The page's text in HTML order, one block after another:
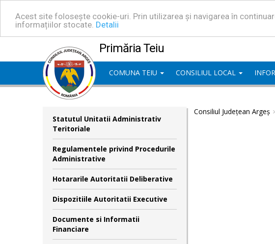
Acest site folosește cookie-uri. Prin utilizarea și navigarea în
informațiilor stocate. Detalii
Primăria Teiu
COMUNA TEIU CONSILIUL LOCAL
Statutul Unitatii Administrativ
Teritoriale
Regulamentele privind Procedurile
Administrative
Hotararile Autoritatii Deliberative
Dispozitiile Autoritatii Executive
Documente si Informatii
Financiare
Consiliul Județean Argeș